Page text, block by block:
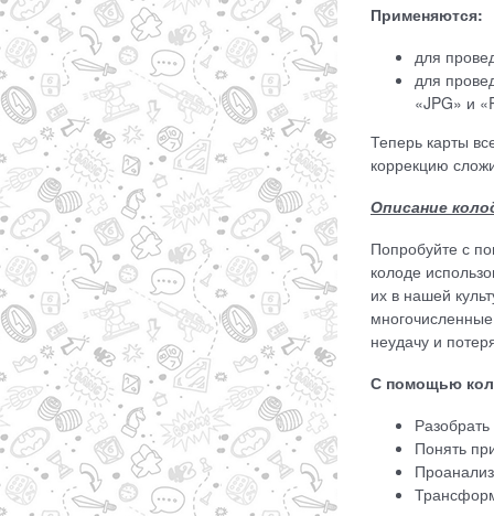
Применяются:
для
для
«JPG» и
Теперь карты
коррекцию
Описание
Попробуйте с
колоде
их в нашей
неудачу и
С помощью
Понять